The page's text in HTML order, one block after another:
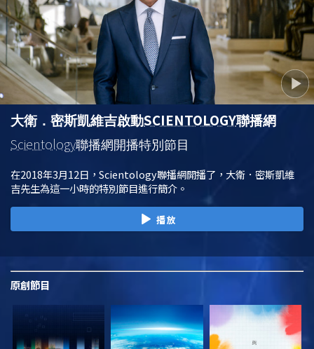
大衛．密斯凱維吉啟動SCIENTOLOGY聯播網
Scientology聯播網開播特別節目
在2018年3月12日，Scientology聯播網開播了，大衛．密斯凱維
吉先生為這一小時的特別節目進行簡介。
播放
原創節目